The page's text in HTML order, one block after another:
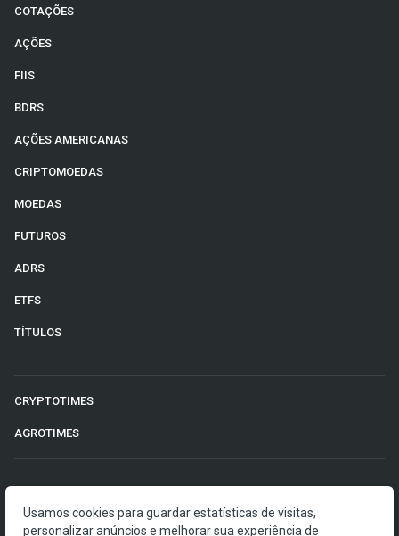
COTAÇÕES
AÇÕES
FIIS
BDRS
AÇÕES AMERICANAS
CRIPTOMOEDAS
MOEDAS
FUTUROS
ADRS
ETFS
TÍTULOS
CRYPTOTIMES
AGROTIMES
O Money Times publica matérias de cunho jornalístico, que
Usamos cookies para guardar estatísticas de visitas,
personalizar anúncios e melhorar sua experiência de